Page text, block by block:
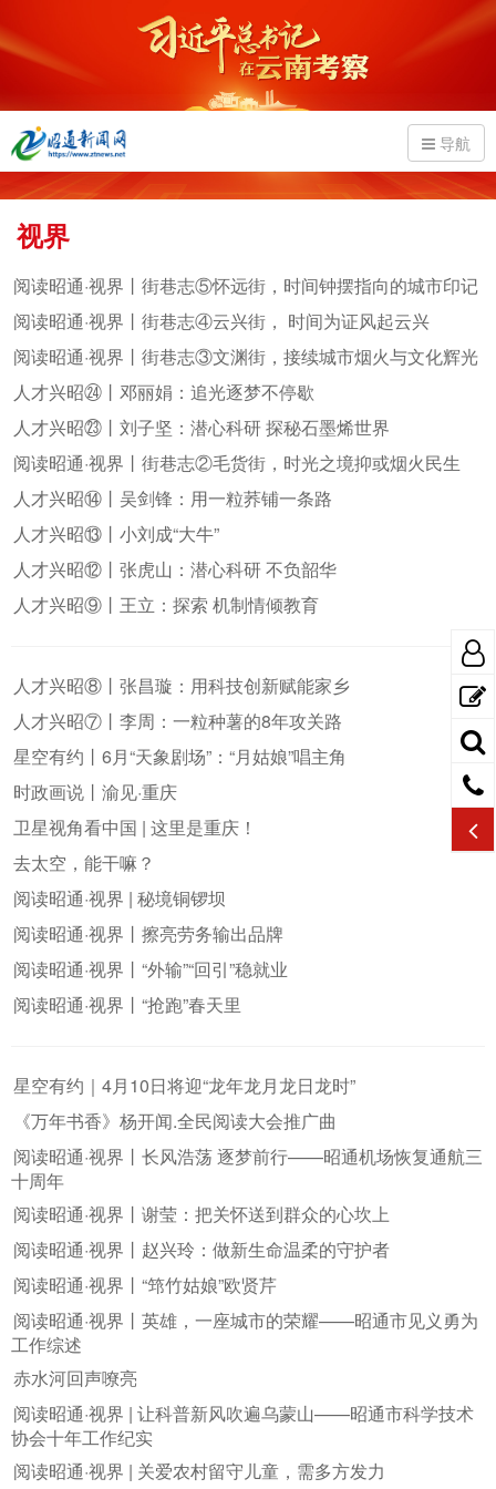
导航
视界
阅读昭通·视界丨街巷志⑤怀远街，时间钟摆指向的城市印记
阅读昭通·视界丨街巷志④云兴街， 时间为证风起云兴
阅读昭通·视界丨街巷志③文渊街，接续城市烟火与文化辉光
人才兴昭㉔丨邓丽娟：追光逐梦不停歇
人才兴昭㉓丨刘子坚：潜心科研 探秘石墨烯世界
阅读昭通·视界丨街巷志②毛货街，时光之境抑或烟火民生
人才兴昭⑭丨吴剑锋：用一粒荞铺一条路
人才兴昭⑬丨小刘成“大牛”
人才兴昭⑫丨张虎山：潜心科研 不负韶华
人才兴昭⑨丨王立：探索 机制情倾教育
人才兴昭⑧丨张昌璇：用科技创新赋能家乡
人才兴昭⑦丨李周：一粒种薯的8年攻关路
星空有约丨6月“天象剧场”：“月姑娘”唱主角
时政画说丨渝见·重庆
卫星视角看中国 | 这里是重庆！
去太空，能干嘛？
阅读昭通·视界 | 秘境铜锣坝
阅读昭通·视界丨擦亮劳务输出品牌
阅读昭通·视界丨“外输”“回引”稳就业
阅读昭通·视界丨“抢跑”春天里
星空有约｜4月10日将迎“龙年龙月龙日龙时”
《万年书香》杨开闻.全民阅读大会推广曲
阅读昭通·视界丨长风浩荡 逐梦前行——昭通机场恢复通航三
十周年
阅读昭通·视界丨谢莹：把关怀送到群众的心坎上
阅读昭通·视界丨赵兴玲：做新生命温柔的守护者
阅读昭通·视界丨“筇竹姑娘”欧贤芹
阅读昭通·视界丨英雄，一座城市的荣耀——昭通市见义勇为
工作综述
赤水河回声嘹亮
阅读昭通·视界 | 让科普新风吹遍乌蒙山——昭通市科学技术
协会十年工作纪实
阅读昭通·视界 | 关爱农村留守儿童，需多方发力